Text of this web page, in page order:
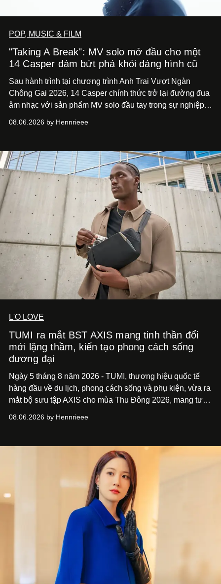
POP, MUSIC & FILM
"Taking A Break": MV solo mở đầu cho một
14 Casper dám bứt phá khỏi dáng hình cũ
Sau hành trình tại chương trình Anh Trai Vượt Ngàn
Chông Gai 2026, 14 Casper chính thức trở lại đường đua
âm nhạc với sản phẩm MV solo đầu tay trong sự nghiệp -
bước chuyển mình của 14 Casper sau chương trình, mà
của nam nghệ sĩ khi lần đầu tiên anh trình làng một MV
solo được đầu tư toàn diện từ sáng tác, sản xuất, trình
diễn đến hình ảnh.
08.06.2026 by Hennrieee
L'O LOVE
TUMI ra mắt BST AXIS mang tinh thần đổi
mới lặng thầm, kiến tạo phong cách sống
đương đại
Ngày 5 tháng 8 năm 2026 - TUMI, thương hiệu quốc tế
hàng đầu về du lịch, phong cách sống và phụ kiện, vừa ra
mắt bộ sưu tập AXIS cho mùa Thu Đông 2026, mang tư
và phong cách sống hiện đại bằng thiết kế sắc nét, chuẩn
08.06.2026 by Hennrieee